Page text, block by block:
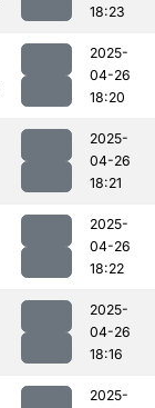
18:23
2025-
04-26
18:20
2025-
04-26
18:21
2025-
04-26
18:22
2025-
04-26
18:16
2025-